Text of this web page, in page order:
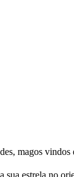
magos